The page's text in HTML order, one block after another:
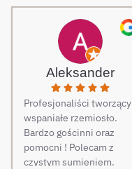
Aleksander
Profesjonaliści tworzący
wspaniałe rzemiosło.
Bardzo gościnni oraz
pomocni ! Polecam z
czystym sumieniem.